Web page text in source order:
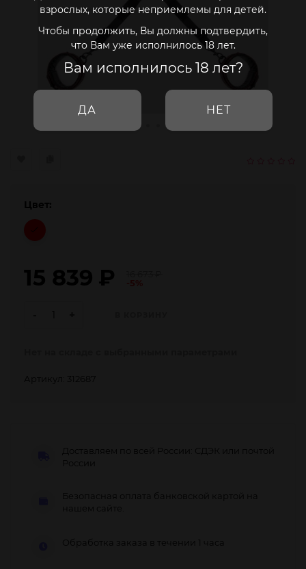
взрослых, которые неприемлемы для детей.
Чтобы продолжить, Вы должны подтвердить,
что Вам уже исполнилось 18 лет.
Вам исполнилось 18 лет?
ДА НЕТ
Цвет:
15 839 ₽
Артикул: 312687
Доставляем по всей России: СДЭК или почтой
Безопасная оплата банковской картой на
нашем сайте.
Обработка заказа в течении 1 часа